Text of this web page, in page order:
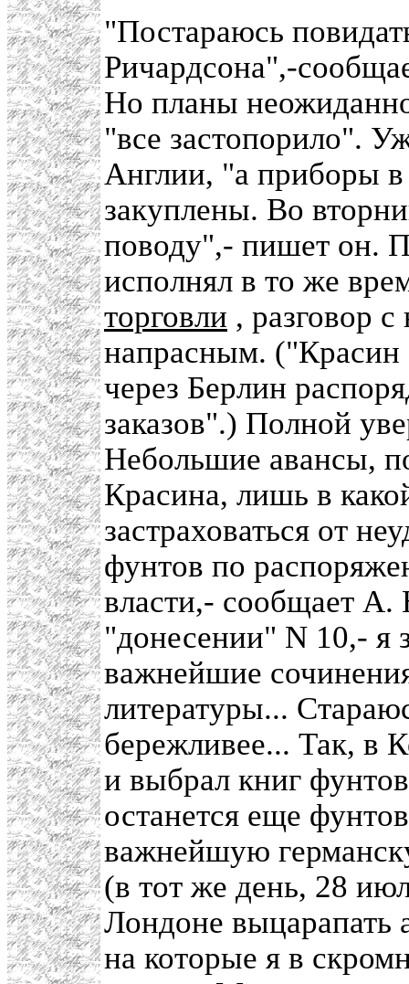
"Постараюсь
Ричардсона",-
Но планы
"все застопорило".
Англии, "а приборы
закуплены. Во
поводу",- пишет он.
исполнял в то же
торговли , разговор
напрасным. ("Красин
через Берлин
заказов".) Полной
Небольшие авансы,
Красина, лишь в
застраховаться от
фунтов по
власти,- сообщает
"донесении" N 10,- я
важнейшие
литературы...
бережливее... Так, в
и выбрал книг
останется еще
важнейшую
(в тот же день, 28
Лондоне выцарапать
на которые я в